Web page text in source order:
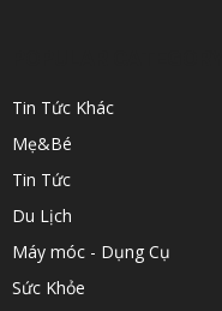
Tin Tức Khác
Mẹ&Bé
Tin Tức
Du Lịch
Máy móc - Dụng Cụ
Sức Khỏe